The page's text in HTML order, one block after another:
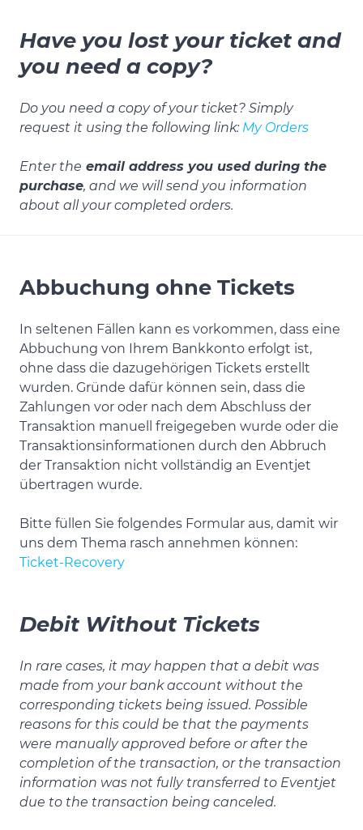
Have you lost your ticket and
you need a copy?
Do you need a copy of your ticket? Simply
request it using the following link: My Orders
Enter the email address you used during the
purchase, and we will send you information
about all your completed orders.
Abbuchung ohne Tickets
In seltenen Fällen kann es vorkommen, dass eine
Abbuchung von Ihrem Bankkonto erfolgt ist,
ohne dass die dazugehörigen Tickets erstellt
wurden. Gründe dafür können sein, dass die
Zahlungen vor oder nach dem Abschluss der
Transaktion manuell freigegeben wurde oder die
Transaktionsinformationen durch den Abbruch
der Transaktion nicht vollständig an Eventjet
übertragen wurde.
Bitte füllen Sie folgendes Formular aus, damit wir
uns dem Thema rasch annehmen können:
Ticket-Recovery
Debit Without Tickets
In rare cases, it may happen that a debit was
made from your bank account without the
corresponding tickets being issued. Possible
reasons for this could be that the payments
were manually approved before or after the
completion of the transaction, or the transaction
information was not fully transferred to Eventjet
due to the transaction being canceled.